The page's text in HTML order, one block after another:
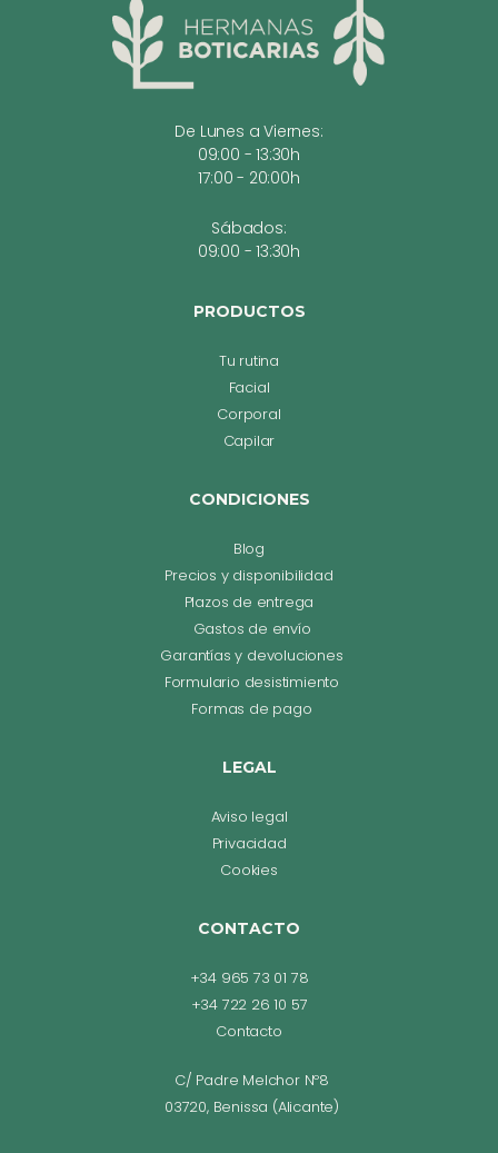
De Lunes a Viernes:
09:00 - 13:30h
17:00 - 20:00h
Sábados:
09:00 - 13:30h
PRODUCTOS
Tu rutina
Facial
Corporal
Capilar
CONDICIONES
Blog
Precios y disponibilidad
Plazos de entrega
Gastos de envío
Garantías y devoluciones
Formulario desistimiento
Formas de pago
LEGAL
Aviso legal
Privacidad
Cookies
CONTACTO
+34 965 73 01 78
+34 722 26 10 57
Contacto
C/ Padre Melchor Nº8
03720, Benissa (Alicante)